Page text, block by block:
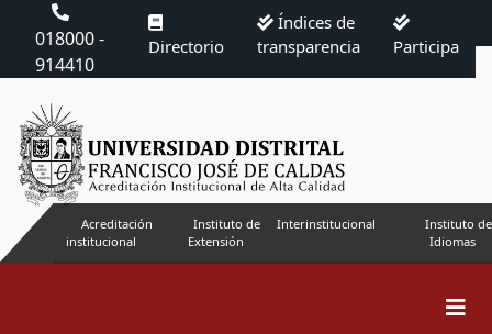
018000 -
914410
Directorio
Índices de
transparencia
Participa
Acreditación
institucional
Instituto de
Extensión
Interinstitucional
Instituto de
Idiomas